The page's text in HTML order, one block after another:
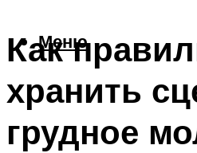
Меню
Как
хранить
грудное